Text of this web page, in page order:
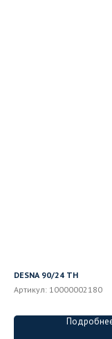
DESNA 90/24 ТН
Артикул: 10000002180